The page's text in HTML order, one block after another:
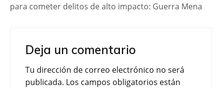
para cometer delitos de alto impacto: Guerra Mena
Deja un comentario
Tu dirección de correo electrónico no será
publicada. Los campos obligatorios están